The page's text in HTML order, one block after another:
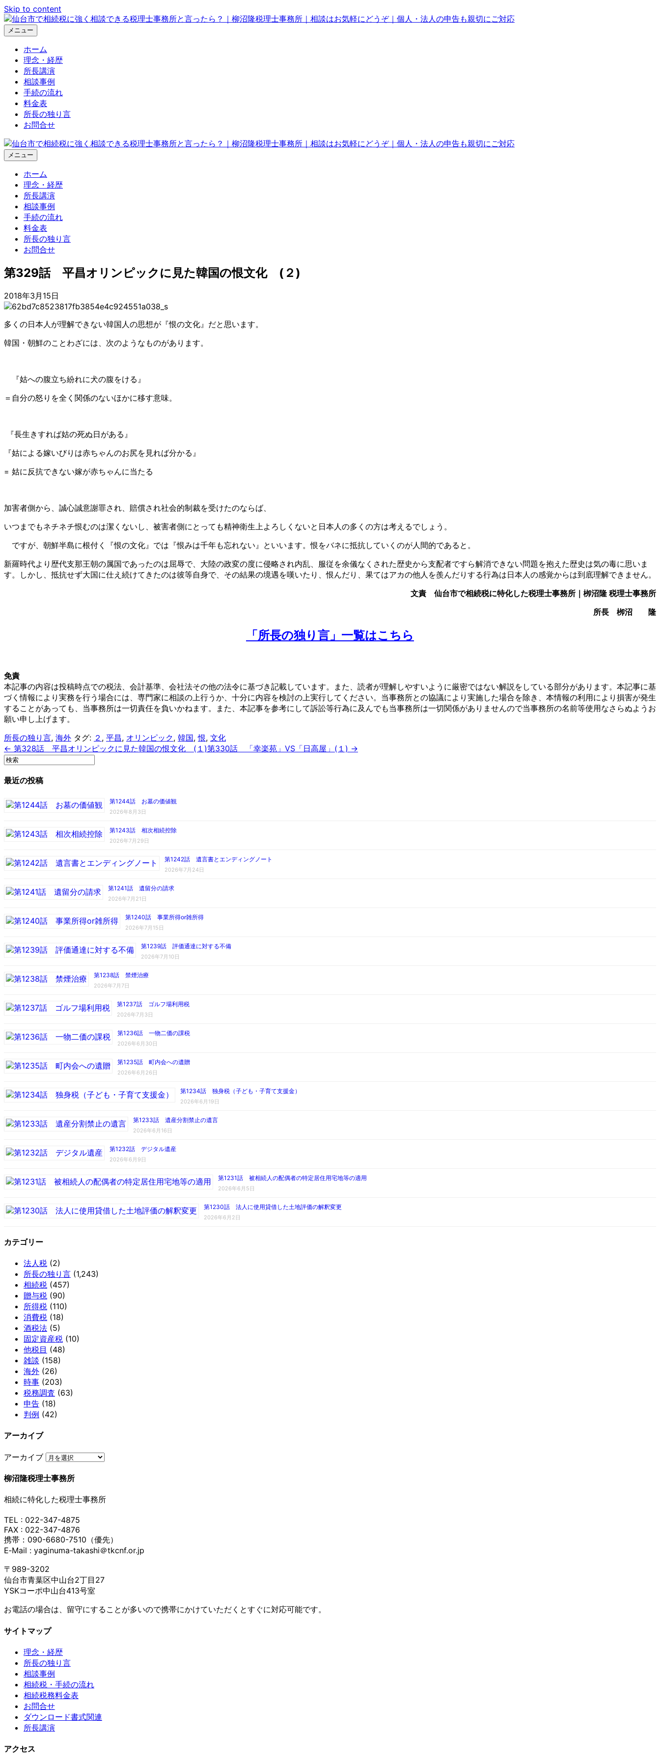
Skip to content
メニュー
ホーム
理念・経歴
所長講演
相談事例
手続の流れ
料金表
所長の独り言
お問合せ
メニュー
ホーム
理念・経歴
所長講演
相談事例
手続の流れ
料金表
所長の独り言
お問合せ
第329話 平昌オリンピックに見た韓国の恨文化 (２)
2018年3月15日
多くの日本人が理解できない韓国人の思想が『恨の文化』だと思います。
韓国・朝鮮のことわざには、次のようなものがあります。
『姑への腹立ち紛れに犬の腹をける』
＝自分の怒りを全く関係のないほかに移す意味。
『長生きすれば姑の死ぬ日がある』
『姑による嫁いびりは赤ちゃんのお尻を見れば分かる』
= 姑に反抗できない嫁が赤ちゃんに当たる
加害者側から、誠心誠意謝罪され、賠償され社会的制裁を受けたのならば、
いつまでもネチネチ恨むのは潔くないし、被害者側にとっても精神衛生上よろしくないと日本人の多くの方は考えるでしょう。
ですが、朝鮮半島に根付く『恨の文化』では『恨みは千年も忘れない』といいます。恨をバネに抵抗していくのが人間的であると。
新羅時代より歴代支那王朝の属国であったのは屈辱で、大陸の政変の度に侵略され内乱、服従を余儀なくされた歴史から支配者ですら解消できない問題を抱えた歴史は気の毒に思いま
す。しかし、抵抗せず大国に仕え続けてきたのは彼等自身で、その結果の境遇を嘆いたり、恨んだり、果てはアカの他人を羨んだりする行為は日本人の感覚からは到底理解できません。
文責 仙台市で相続税に特化した税理士事務所｜栁沼隆 税理士事務所
所長 栁沼 隆
「所長の独り言」一覧はこちら
免責
本記事の内容は投稿時点での税法、会計基準、会社法その他の法令に基づき記載しています。また、読者が理解しやすいように厳密ではない解説をしている部分があります。本記事に基
づく情報により実務を行う場合には、専門家に相談の上行うか、十分に内容を検討の上実行してください。当事務所との協議により実施した場合を除き、本情報の利用により損害が発生
することがあっても、当事務所は一切責任を負いかねます。また、本記事を参考にして訴訟等行為に及んでも当事務所は一切関係がありませんので当事務所の名前等使用なさらぬようお
願い申し上げます。
所長の独り言, 海外 タグ: ２ , 平昌, オリンピック, 韓国,恨, 文化
← 第328話 平昌オリンピックに見た韓国の恨文化 (１)第330話 「幸楽苑」VS「日高屋」(１) →
最近の投稿
第1244話 お墓の価値観
2026年8月3日
第1243話 相次相続控除
2026年7月29日
第1242話 遺言書とエンディングノート
2026年7月24日
第1241話 遺留分の請求
2026年7月21日
第1240話 事業所得or雑所得
2026年7月15日
第1239話 評価通達に対する不備
2026年7月10日
第1238話 禁煙治療
2026年7月7日
第1237話 ゴルフ場利用税
2026年7月3日
第1236話 一物二価の課税
2026年6月30日
第1235話 町内会への遺贈
2026年6月26日
第1234話 独身税（子ども・子育て支援金）
2026年6月19日
第1233話 遺産分割禁止の遺言
2026年6月16日
第1232話 デジタル遺産
2026年6月9日
第1231話 被相続人の配偶者の特定居住用宅地等の適用
2026年6月5日
第1230話 法人に使用貸借した土地評価の解釈変更
2026年6月2日
カテゴリー
法人税 (2)
所長の独り言 (1,243)
相続税 (457)
贈与税 (90)
所得税 (110)
消費税 (18)
酒税法 (5)
固定資産税 (10)
他税目 (48)
雑談 (158)
海外 (26)
時事 (203)
税務調査 (63)
申告 (18)
判例 (42)
アーカイブ
アーカイブ
柳沼隆税理士事務所
相続に特化した税理士事務所
TEL : 022-347-4875
FAX : 022-347-4876
携帯：090-6680-7510（優先）
E‐Mail : yaginuma-takashi＠tkcnf.or.jp
〒989-3202
仙台市青葉区中山台2丁目27
YSKコーポ中山台413号室
お電話の場合は、留守にすることが多いので携帯にかけていただくとすぐに対応可能です。
サイトマップ
理念・経歴
所長の独り言
相談事例
相続税・手続の流れ
相続税務料金表
お問合せ
ダウンロード書式関連
所長講演
アクセス